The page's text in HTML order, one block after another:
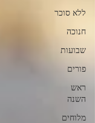
ללא סוכר
חנוכה
שבועות
פורים
ראש
השנה
מלוחים